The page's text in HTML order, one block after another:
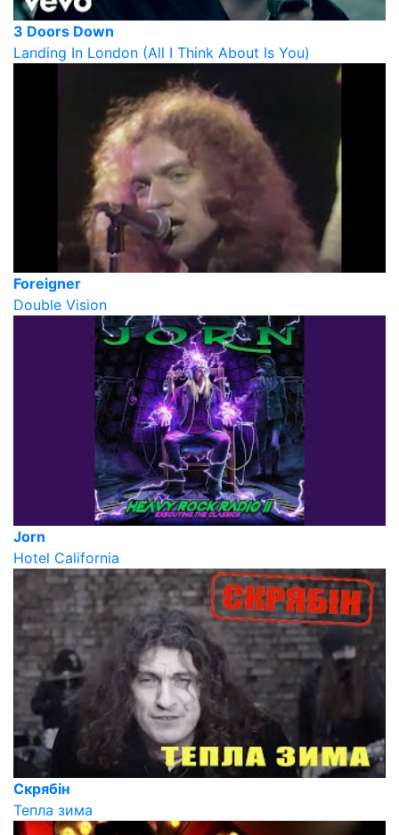
3 Doors Down
Landing In London (All I Think About Is You)
Foreigner
Double Vision
Jorn
Hotel California
Скрябін
Тепла зима